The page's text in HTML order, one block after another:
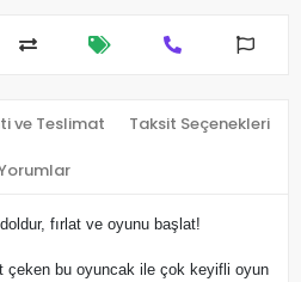
ve Teslimat Taksit Seçenekleri
fırlat ve oyunu başlat!
çeken bu oyuncak ile çok keyifli oyun